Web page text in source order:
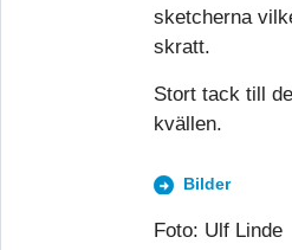
sketcherna
skratt.
Stort tack till
kvällen.
Bilder
Foto: Ulf Linde